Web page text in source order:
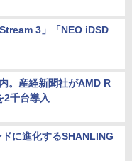
3」「NEO iDSD
。産経新聞社がAMD R
千台導入
に進化するSHANLING